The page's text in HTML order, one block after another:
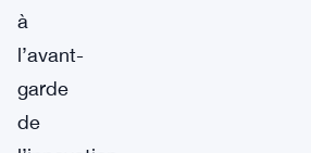
à
l’avant-
garde
de